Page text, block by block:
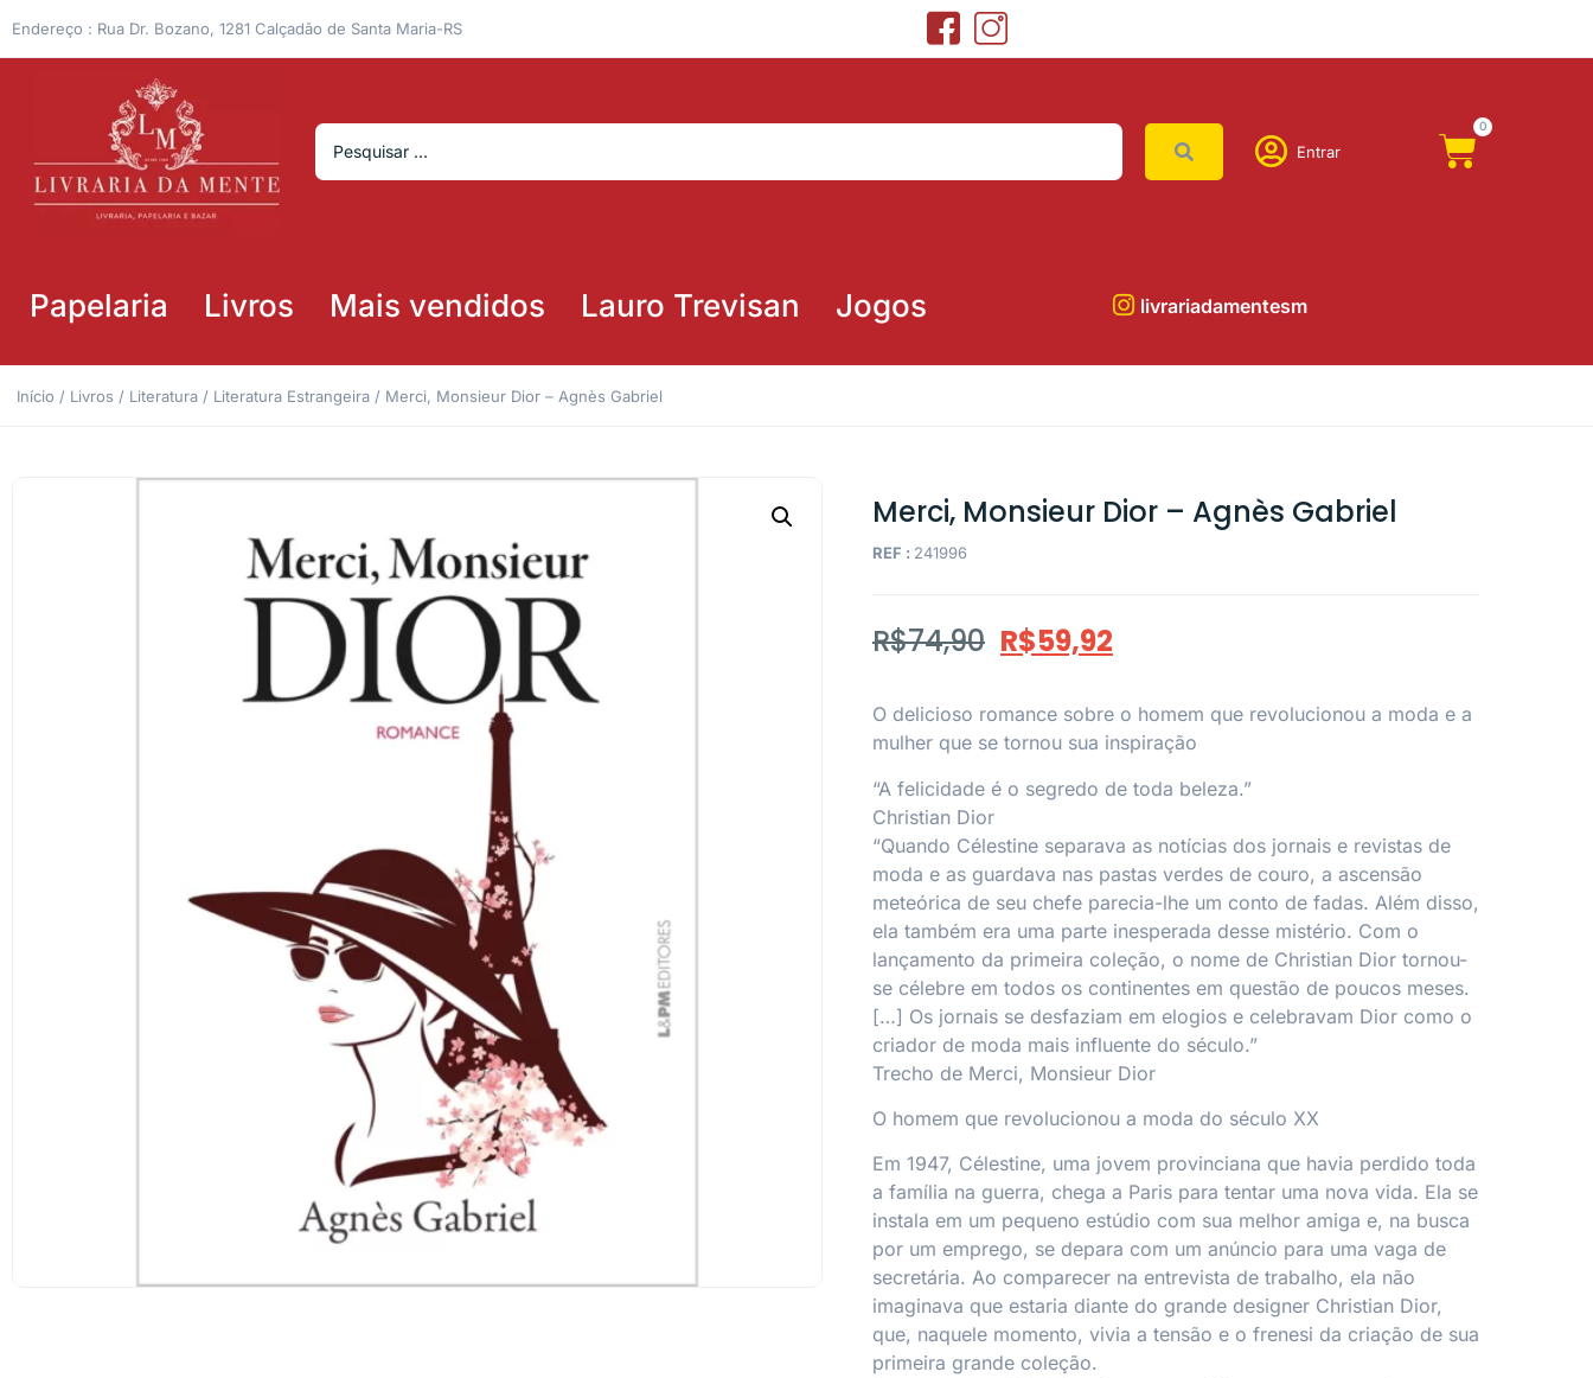
Endereço : Rua Dr. Bozano, 1281 Calçadão de Santa Maria-RS
Entrar
0
Papelaria Livros Mais vendidos Lauro Trevisan Jogos livrariadamentesm
Início / Livros / Literatura / Literatura Estrangeira / Merci, Monsieur Dior – Agnès Gabriel
Merci, Monsieur Dior – Agnès Gabriel
REF : 241996
R$74,90 R$59,92
O delicioso romance sobre o homem que revolucionou a moda e a
mulher que se tornou sua inspiração
“A felicidade é o segredo de toda beleza.”
Christian Dior
“Quando Célestine separava as notícias dos jornais e revistas de
moda e as guardava nas pastas verdes de couro, a ascensão
meteórica de seu chefe parecia-lhe um conto de fadas. Além disso,
ela também era uma parte inesperada desse mistério. Com o
lançamento da primeira coleção, o nome de Christian Dior tornou-
se célebre em todos os continentes em questão de poucos meses.
[…] Os jornais se desfaziam em elogios e celebravam Dior como o
criador de moda mais influente do século.”
Trecho de Merci, Monsieur Dior
O homem que revolucionou a moda do século XX
Em 1947, Célestine, uma jovem provinciana que havia perdido toda
a família na guerra, chega a Paris para tentar uma nova vida. Ela se
instala em um pequeno estúdio com sua melhor amiga e, na busca
por um emprego, se depara com um anúncio para uma vaga de
secretária. Ao comparecer na entrevista de trabalho, ela não
imaginava que estaria diante do grande designer Christian Dior,
que, naquele momento, vivia a tensão e o frenesi da criação de sua
primeira grande coleção.